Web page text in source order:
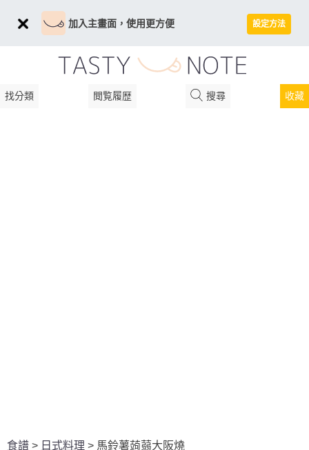
加入主畫面，使用更方便 設定方法
找分類 閲覧履歴 搜尋 收藏
食譜 > 日式料理 > 馬鈴薯蒟蒻大阪燒